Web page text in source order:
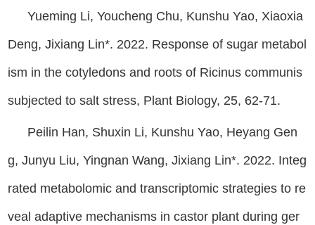
Yueming Li, Youcheng Chu, Kunshu Yao, Xiaoxia
Deng, Jixiang Lin*. 2022. Response of sugar metabol
ism in the cotyledons and roots of Ricinus communis
subjected to salt stress, Plant Biology, 25, 62-71.
Peilin Han, Shuxin Li, Kunshu Yao, Heyang Gen
g, Junyu Liu, Yingnan Wang, Jixiang Lin*. 2022. Integ
rated metabolomic and transcriptomic strategies to re
veal adaptive mechanisms in castor plant during ger